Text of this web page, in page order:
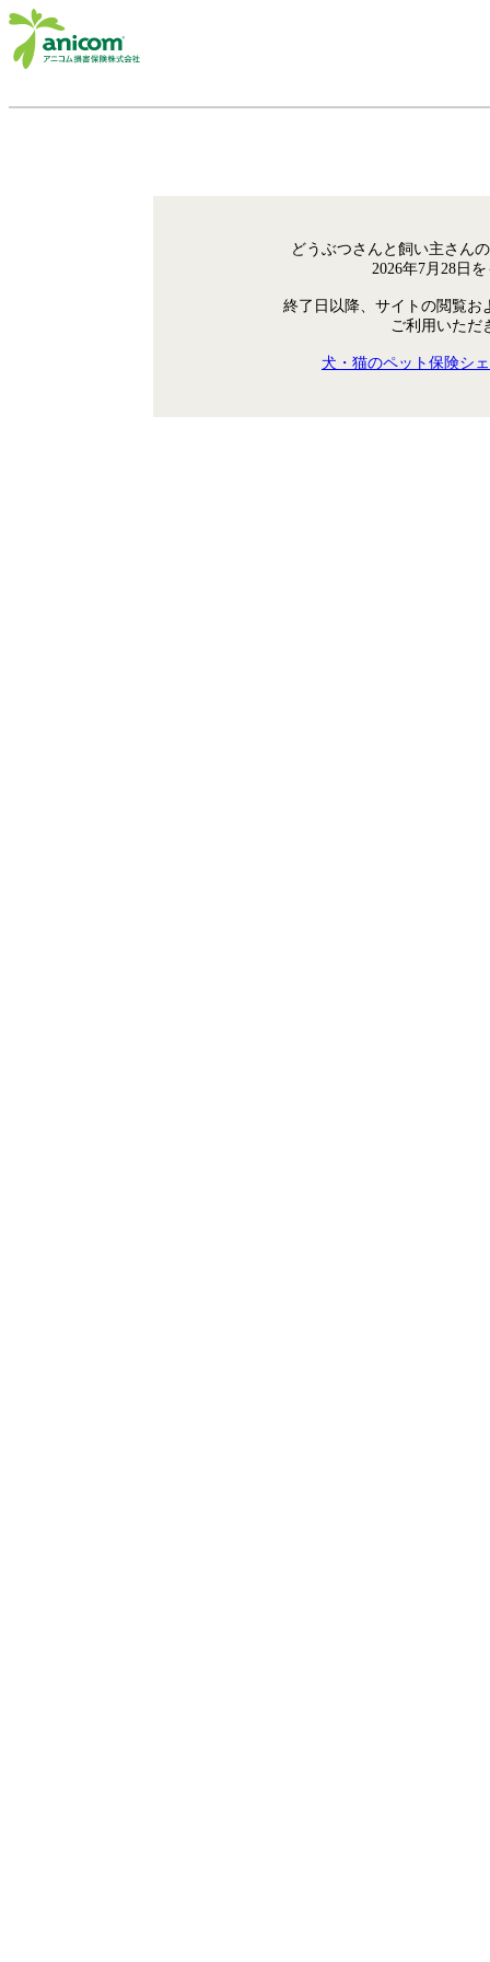
どうぶつさんと飼い主さん
2026年7月28日
終了日以降、サイトの閲覧お
ご利用いただ
犬・猫のペット保険シ